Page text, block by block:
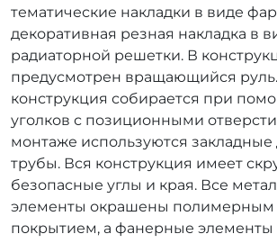
тематические накладки в виде
декоративная резная накладка в
радиаторной решетки. В
предусмотрен вращающийся
конструкция собирается при
уголков с позиционными
монтаже используются закладные
трубы. Вся конструкция имеет
безопасные углы и края. Все
элементы окрашены
покрытием, а фанерные